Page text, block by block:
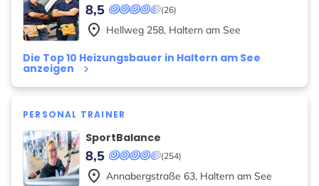
(26)
8,5
Die Top 10 Heizungsbauer in Haltern am See
anzeigen keyboard_arrow_right
place Hellweg 258, Haltern am See
PERSONAL TRAINER
SportBalance
(254)
8,5
place Annabergstraße 63, Haltern am See